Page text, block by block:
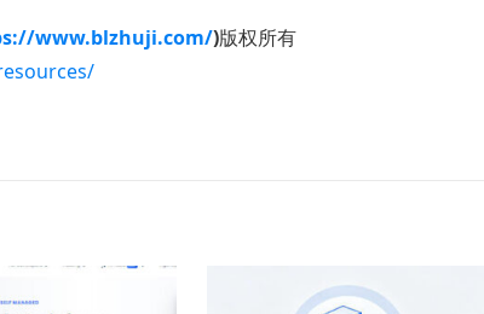
www.blzhuji.com/)版权所有